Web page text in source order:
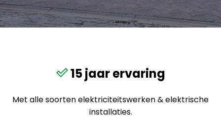
15 jaar ervaring
Met alle soorten elektriciteitswerken & elektrische
installaties.